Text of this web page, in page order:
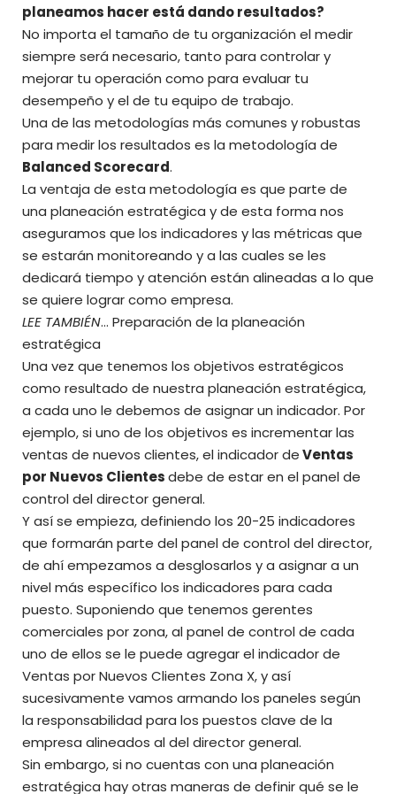
planeamos hacer está dando resultados?
No importa el tamaño de tu organización el medir
siempre será necesario, tanto para controlar y
mejorar tu operación como para evaluar tu
desempeño y el de tu equipo de trabajo.
Una de las metodologías más comunes y robustas
para medir los resultados es la metodología de
Balanced Scorecard.
La ventaja de esta metodología es que parte de
una planeación estratégica y de esta forma nos
aseguramos que los indicadores y las métricas que
se estarán monitoreando y a las cuales se les
dedicará tiempo y atención están alineadas a lo que
se quiere lograr como empresa.
LEE TAMBIÉN… Preparación de la planeación
estratégica
Una vez que tenemos los objetivos estratégicos
como resultado de nuestra planeación estratégica,
a cada uno le debemos de asignar un indicador. Por
ejemplo, si uno de los objetivos es incrementar las
ventas de nuevos clientes, el indicador deVentas
por Nuevos Clientesdebe de estar en el panel de
control del director general.
Y así se empieza, definiendo los 20-25 indicadores
que formarán parte del panel de control del director,
de ahí empezamos a desglosarlos y a asignar a un
nivel más específico los indicadores para cada
puesto. Suponiendo que tenemos gerentes
comerciales por zona, al panel de control de cada
uno de ellos se le puede agregar el indicador de
Ventas por Nuevos Clientes Zona X, y así
sucesivamente vamos armando los paneles según
la responsabilidad para los puestos clave de la
empresa alineados al del director general.
Sin embargo, si no cuentas con una planeación
estratégica hay otras maneras de definir qué se le